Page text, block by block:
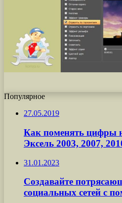
Популярное
27.05.2019
Как поменять цифры
Эксель 2003, 2007,
31.01.2023
Создавайте
социальных сетей с